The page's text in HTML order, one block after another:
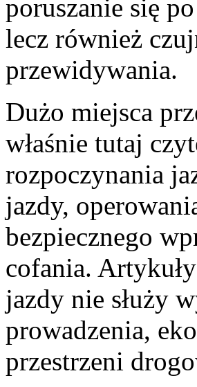
poruszanie się
lecz również
przewidywania.
Dużo miejsca
właśnie tutaj
rozpoczynania
jazdy,
bezpiecznego
cofania.
jazdy nie służy
prowadzenia,
przestrzeni